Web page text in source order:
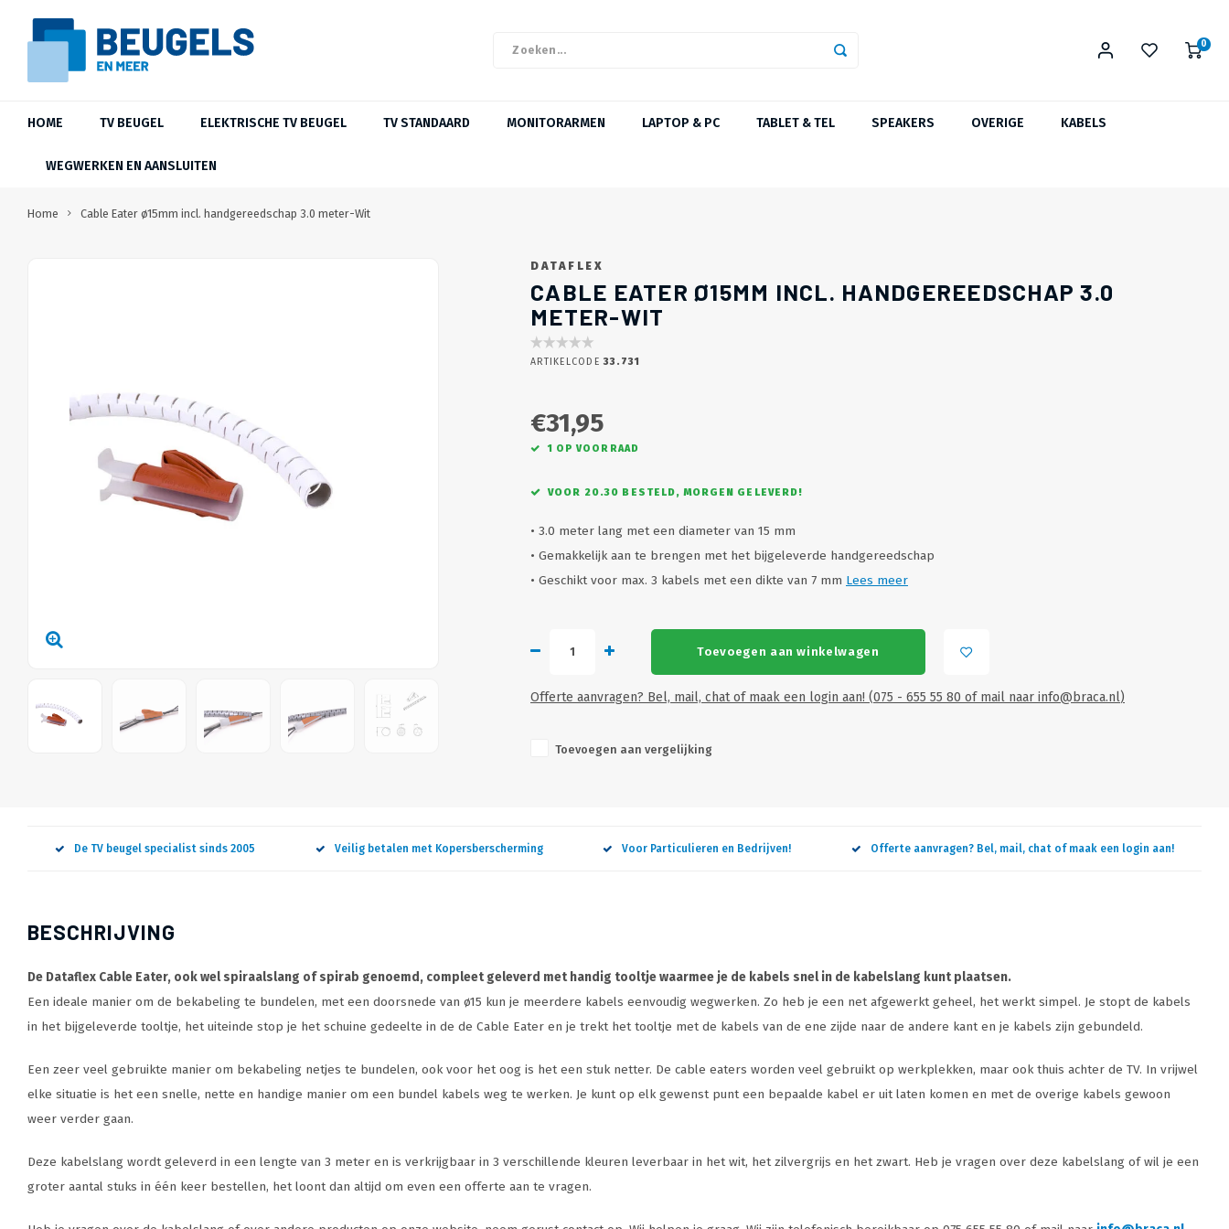
0
HOME TV BEUGEL ELEKTRISCHE TV BEUGEL TV STANDAARD MONITORARMEN LAPTOP & PC TABLET & TEL SPEAKERS OVERIGE KABELS
WEGWERKEN EN AANSLUITEN
Home Cable Eater ø15mm incl. handgereedschap 3.0 meter-Wit
DATAFLEX
CABLE EATER Ø15MM INCL. HANDGEREEDSCHAP 3.0
METER-WIT
ARTIKELCODE 33.731
€31,95
1 OP VOORRAAD
VOOR 20.30 BESTELD, MORGEN GELEVERD!
• 3.0 meter lang met een diameter van 15 mm
• Gemakkelijk aan te brengen met het bijgeleverde handgereedschap
• Geschikt voor max. 3 kabels met een dikte van 7 mm Lees meer
Toevoegen aan winkelwagen
Offerte aanvragen? Bel, mail, chat of maak een login aan! (075 - 655 55 80 of mail naar info@braca.nl)
Toevoegen aan vergelijking
De TV beugel specialist sinds 2005 Veilig betalen met Kopersberscherming Voor Particulieren en Bedrijven! Offerte aanvragen? Bel, mail, chat of maak een login aan!
BESCHRIJVING
De Dataflex Cable Eater, ook wel spiraalslang of spirab genoemd, compleet geleverd met handig tooltje waarmee je de kabels snel in de kabelslang kunt plaatsen.
Een ideale manier om de bekabeling te bundelen, met een doorsnede van ø15 kun je meerdere kabels eenvoudig wegwerken. Zo heb je een net afgewerkt geheel, het werkt simpel. Je stopt de kabels
in het bijgeleverde tooltje, het uiteinde stop je het schuine gedeelte in de de Cable Eater en je trekt het tooltje met de kabels van de ene zijde naar de andere kant en je kabels zijn gebundeld.
Een zeer veel gebruikte manier om bekabeling netjes te bundelen, ook voor het oog is het een stuk netter. De cable eaters worden veel gebruikt op werkplekken, maar ook thuis achter de TV. In vrijwel
elke situatie is het een snelle, nette en handige manier om een bundel kabels weg te werken. Je kunt op elk gewenst punt een bepaalde kabel er uit laten komen en met de overige kabels gewoon
weer verder gaan.
Deze kabelslang wordt geleverd in een lengte van 3 meter en is verkrijgbaar in 3 verschillende kleuren leverbaar in het wit, het zilvergrijs en het zwart. Heb je vragen over deze kabelslang of wil je een
groter aantal stuks in één keer bestellen, het loont dan altijd om even een offerte aan te vragen.